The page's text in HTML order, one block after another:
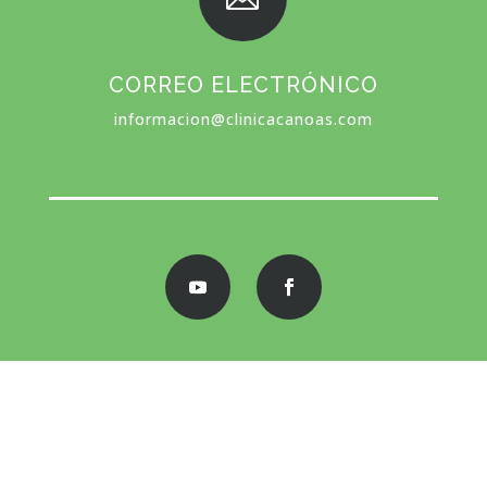
CORREO ELECTRÓNICO
informacion@clinicacanoas.com